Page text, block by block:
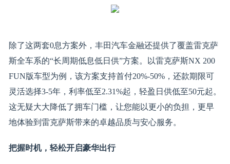
除了这两套0息方案外，丰田汽车金融还提供了覆盖雷克萨
斯全车系的“长周期低息低日供”方案。以雷克萨斯NX 200
FUN版车型为例，该方案支持首付20%-50%，还款期限可
灵活选择3-5年，利率低至2.31%起，轻盈日供低至50元起。
这无疑大大降低了拥车门槛，让您能以更小的负担，更早
地体验到雷克萨斯带来的卓越品质与安心服务。
把握时机，轻松开启豪华出行